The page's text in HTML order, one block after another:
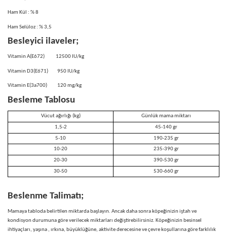
Ham Kül : % 8
Ham Selüloz : % 3,5
Besleyici ilaveler;
Vitamin A(E672) 12500 IU/kg
Vitamin D3(E671) 950 IU/kg
Vitamin E(3a700) 120 mg/kg
Besleme Tablosu
Vücut ağırlığı (kg)
Günlük mama miktarı
1,5-2
45-140 gr
5-10
190-235 gr
10-20
235-390 gr
20-30
390-530 gr
30-50
530-660 gr
Beslenme Talimatı;
Mamaya tabloda belirtilen miktarda başlayın. Ancak daha sonra köpeğinizin iştah ve
kondisyon durumuna göre verilecek miktarları değiştirebilirsiniz. Köpeğinizin besinsel
ihtiyaçları, yaşına , ırkına, büyüklüğüne, aktivite derecesine ve çevre koşullarına göre farklılık